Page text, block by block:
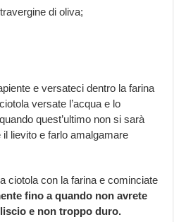
di oliva;
e versateci dentro la farina
versate l’acqua e lo
quest’ultimo non si sarà
lievito e farlo amalgamare
ciotola con la farina e cominciate
fino a quando non avrete
e non troppo duro.